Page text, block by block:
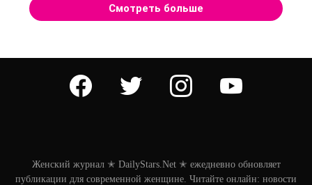
Смотреть больше
facebook twitter instagram
Женский журнал ✭ DailyStars.Net ✭ ежедневно обновляет
публикации для современной женщине. Читайте онлайн: новости